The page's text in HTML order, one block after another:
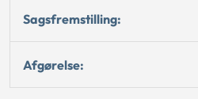
Sagsfremstilling:
Afgørelse: